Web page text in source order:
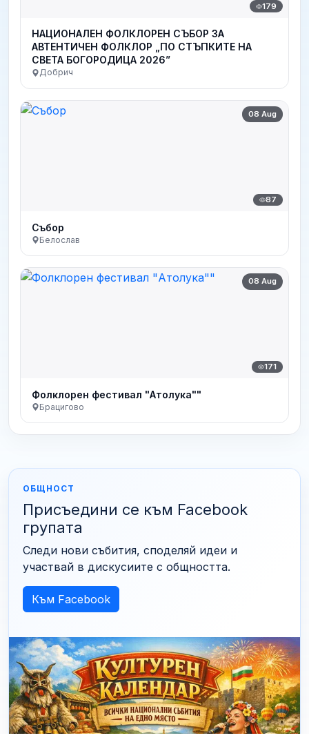
179
НАЦИОНАЛЕН ФОЛКЛОРЕН СЪБОР ЗА
АВТЕНТИЧЕН ФОЛКЛОР „ПО СТЪПКИТЕ НА
СВЕТА БОГОРОДИЦА 2026”
Добрич
08 Aug
87
Събор
Белослав
08 Aug
171
Фолклорен фестивал "Атолука""
Брацигово
ОБЩНОСТ
Присъедини се към Facebook
групата
Следи нови събития, споделяй идеи и
участвай в дискусиите с общността.
Към Facebook